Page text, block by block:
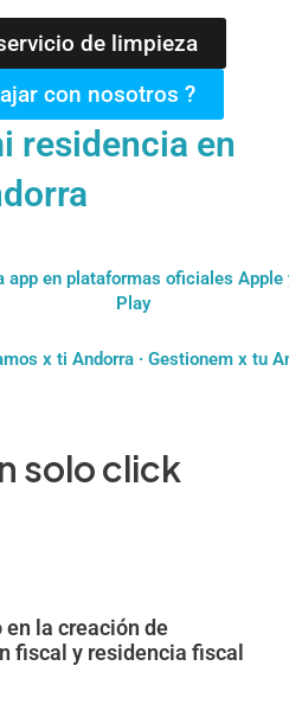
de limpieza
con nosotros ?
residencia en
app en plataformas oficiales Apple
Play
x ti Andorra · Gestionem x tu
solo click
la creación de
fiscal y residencia fiscal